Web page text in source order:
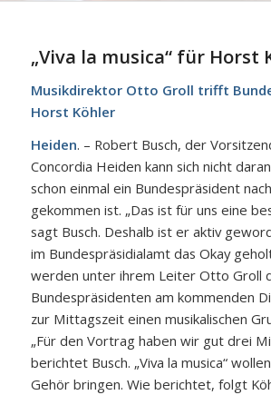
„Viva la musica“ für Horst
Musikdirektor Otto Groll trifft
Horst Köhler
Heiden. – Robert Busch, der
Concordia Heiden kann sich nicht
schon einmal ein Bundespräsident
gekommen ist. „Das ist für uns eine
sagt Busch. Deshalb ist er aktiv
im Bundespräsidialamt das Okay
werden unter ihrem Leiter Otto Groll
Bundespräsidenten am kommenden
zur Mittagszeit einen musikalischen
„Für den Vortrag haben wir gut drei
berichtet Busch. „Viva la musica“
Gehör bringen. Wie berichtet, folgt